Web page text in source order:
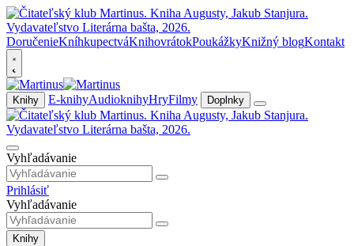
DoručenieKníhkupectváKnihovrátokPoukážkyKnižný blogKontakt
Knihy E-knihyAudioknihyHryFilmy Doplnky
Vyhľadávanie
Prihlásiť
Vyhľadávanie
Knihy